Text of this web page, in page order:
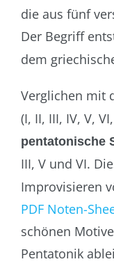
die aus fünf
Der Begriff
dem
Verglichen mit
(I, II, III, IV, V,
pentatonische
III, V und VI.
Improvisieren
PDF Noten-
schönen
Pentatonik